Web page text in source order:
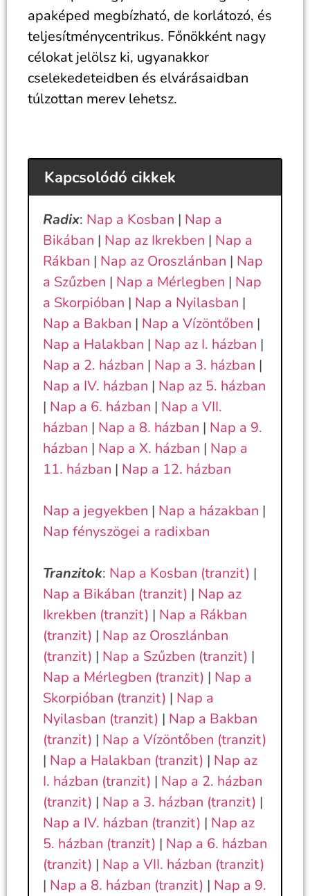
apaképed megbízható, de korlátozó, és
teljesítménycentrikus. Főnökként nagy
célokat jelölsz ki, ugyanakkor
cselekedeteidben és elvárásaidban
túlzottan merev lehetsz.
Kapcsolódó cikkek
Radix: Nap a Kosban | Nap a
Bikában | Nap az Ikrekben | Nap a
Rákban | Nap az Oroszlánban | Nap
a Szűzben | Nap a Mérlegben | Nap
a Skorpióban | Nap a Nyilasban |
Nap a Bakban | Nap a Vízöntőben |
Nap a Halakban | Nap az I. házban |
Nap a 2. házban | Nap a 3. házban |
Nap a IV. házban | Nap az 5. házban
| Nap a 6. házban | Nap a VII.
házban | Nap a 8. házban | Nap a 9.
házban | Nap a X. házban | Nap a
11. házban | Nap a 12. házban
Nap a jegyekben | Nap a házakban |
Nap fényszögei a radixban
Tranzitok: Nap a Kosban (tranzit) |
Nap a Bikában (tranzit) | Nap az
Ikrekben (tranzit) | Nap a Rákban
(tranzit) | Nap az Oroszlánban
(tranzit) | Nap a Szűzben (tranzit) |
Nap a Mérlegben (tranzit) | Nap a
Skorpióban (tranzit) | Nap a
Nyilasban (tranzit) | Nap a Bakban
(tranzit) | Nap a Vízöntőben (tranzit)
| Nap a Halakban (tranzit) | Nap az
I. házban (tranzit) | Nap a 2. házban
(tranzit) | Nap a 3. házban (tranzit) |
Nap a IV. házban (tranzit) | Nap az
5. házban (tranzit) | Nap a 6. házban
(tranzit) | Nap a VII. házban (tranzit)
| Nap a 8. házban (tranzit) | Nap a 9.